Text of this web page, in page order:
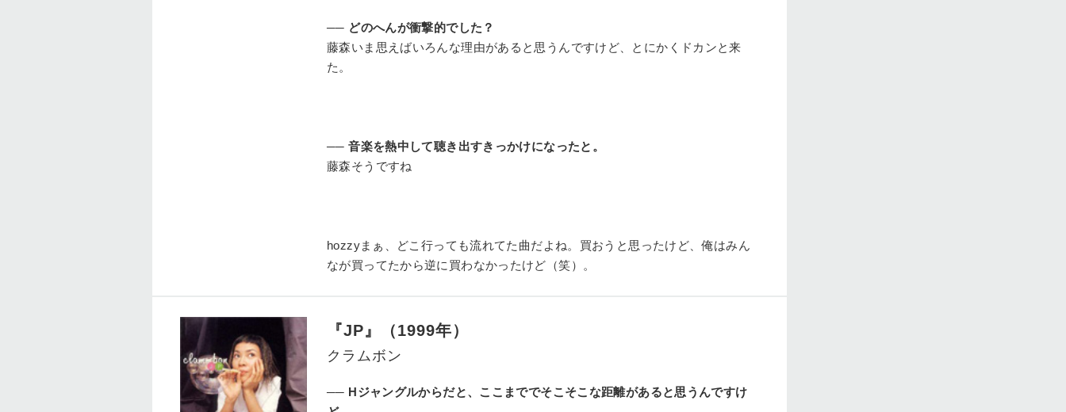
── どのへんが衝撃的でした？
藤森いま思えばいろんな理由があると思うんですけど、とにかくドカンと来
た。
──音楽を熱中して聴き出すきっかけになったと。
藤森そうですね
hozzyまぁ、どこ行っても流れてた曲だよね。買おうと思ったけど、俺はみん
なが買ってたから逆に買わなかったけど（笑）。
『JP』（1999年）
クラムボン
── Hジャングルからだと、ここまででそこそこな距離があると思うんですけ